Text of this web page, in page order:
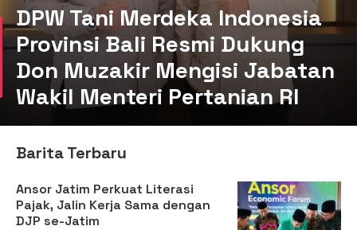
DPW Tani Merdeka Indonesia
Provinsi Bali Resmi Dukung
Don Muzakir Mengisi Jabatan
Wakil Menteri Pertanian RI
Barita Terbaru
Ansor Jatim Perkuat Literasi
Pajak, Jalin Kerja Sama dengan
DJP se-Jatim